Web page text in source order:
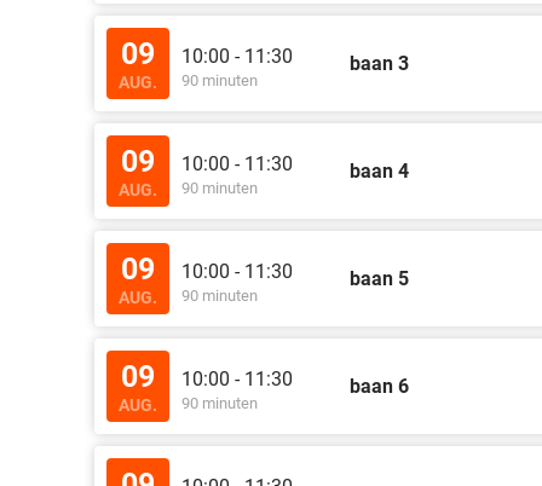
09
AUG.
10:00 - 11:30
90 minuten
baan 3
09
AUG.
10:00 - 11:30
90 minuten
baan 4
09
AUG.
10:00 - 11:30
90 minuten
baan 5
09
AUG.
10:00 - 11:30
90 minuten
baan 6